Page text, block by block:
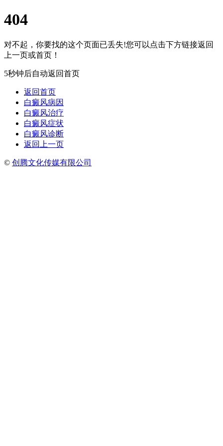
404
对不起，你要找的这个页面已丢失!您可以点击下方链接返回
上一页或首页！
5秒钟后自动返回首页
返回首页
白癜风病因
白癜风治疗
白癜风症状
白癜风诊断
返回上一页
© 创腾文化传媒有限公司